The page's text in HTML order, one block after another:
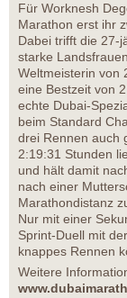
Für Worknesh
Marathon erst ihr
Dabei trifft die 27-
starke
Weltmeisterin von
eine Bestzeit von
echte Dubai-
beim Standard
drei Rennen auch
2:19:31 Stunden
und hält damit
nach einer
Marathondistanz
Nur mit einer
Sprint-Duell mit
knappes Rennen
Weitere